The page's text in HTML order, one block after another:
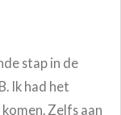
stap in de
Ik had het
Zelfs aan